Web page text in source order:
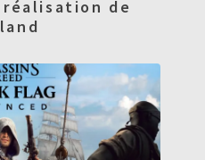
de